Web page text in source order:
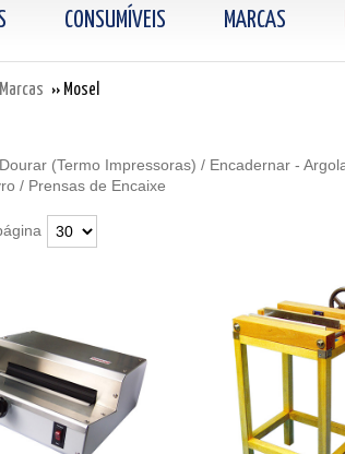
CONSUMÍVEIS MARCAS
Marcas Mosel
(Termo Impressoras) / Encadernar -
/ Prensas de Encaixe